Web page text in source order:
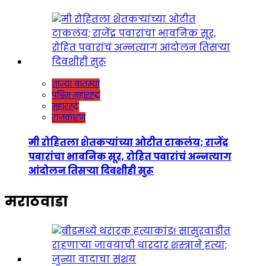
ताज्या बातम्या
पश्चिम महाराष्ट्र
महाराष्ट्र
राजकारण
मी रोहितला शेतकऱ्यांच्या ओटीत टाकलंय; राजेंद्र
पवारांचा भावनिक सूर, रोहित पवारांचं अन्नत्याग
आंदोलन तिसऱ्या दिवशीही सुरू
मराठवाडा